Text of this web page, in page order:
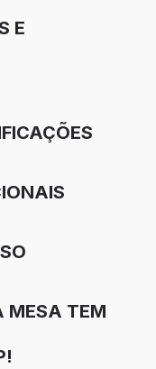
E
MESA TEM